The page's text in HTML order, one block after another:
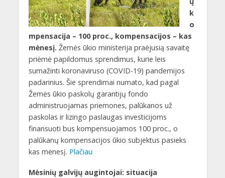
k
o
mpensacija – 100 proc., kompensacijos – kas
mėnesį. Žemės ūkio ministerija praėjusią savaitę
priėmė papildomus sprendimus, kurie leis
sumažinti koronaviruso (COVID-19) pandemijos
padarinius. Šie sprendimai numato, kad pagal
Žemės ūkio paskolų garantijų fondo
administruojamas priemones, palūkanos už
paskolas ir lizingo paslaugas investicijoms
finansuoti bus kompensuojamos 100 proc., o
palūkanų kompensacijos ūkio subjektus pasieks
kas mėnesį. Plačiau
Mėsinių galvijų augintojai: situacija